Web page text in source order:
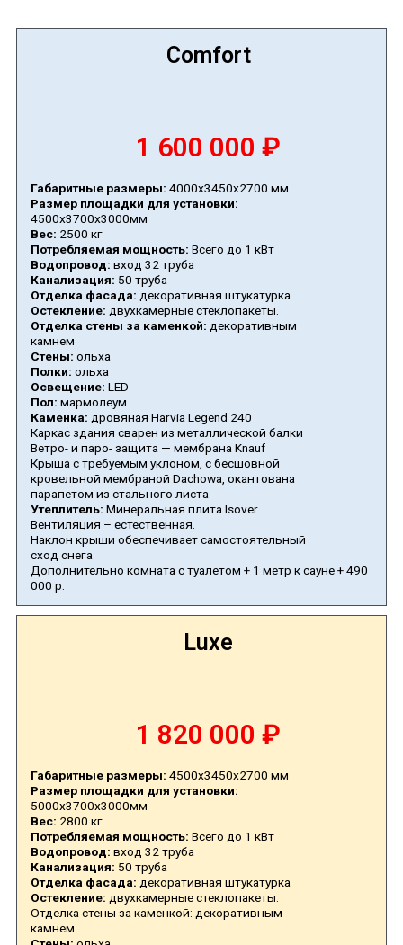
Comfort
1 600 000 ₽
Габаритные размеры: 4000х3450х2700 мм
Размер площадки для установки:
4500х3700х3000мм
Вес: 2500 кг
Потребляемая мощность: Всего до 1 кВт
Водопровод: вход 32 труба
Канализация: 50 труба
Отделка фасада: декоративная штукатурка
Остекление: двухкамерные стеклопакеты.
Отделка стены за каменкой: декоративным
камнем
Стены: ольха
Полки: ольха
Освещение: LED
Пол: мармолеум.
Каменка: дровяная Harvia Legend 240
Каркас здания сварен из металлической балки
Ветро- и паро- защита — мембрана Knauf
Крыша с требуемым уклоном, с бесшовной
кровельной мембраной Dachowa, окантована
парапетом из стального листа
Утеплитель: Минеральная плита Isover
Вентиляция – естественная.
Наклон крыши обеспечивает самостоятельный
сход снега
Дополнительно комната с туалетом + 1 метр к сауне + 490
000 р.
Luxe
1 820 000 ₽
Габаритные размеры: 4500х3450х2700 мм
Размер площадки для установки:
5000х3700х3000мм
Вес: 2800 кг
Потребляемая мощность: Всего до 1 кВт
Водопровод: вход 32 труба
Канализация: 50 труба
Отделка фасада: декоративная штукатурка
Остекление: двухкамерные стеклопакеты.
Отделка стены за каменкой: декоративным
камнем